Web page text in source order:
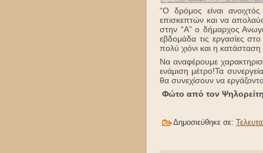
“Ο δρόμος είναι
επισκεπτών και να
στην “Α” ο δήμαρχος
εβδομάδα τις εργασίες
πολύ χιόνι και η κατάσταση
Να αναφέρουμε
ενάμιση μέτρο!Τα
θα συνεχίσουν να
Φώτο από τον
Δημοσιεύθηκε σε: